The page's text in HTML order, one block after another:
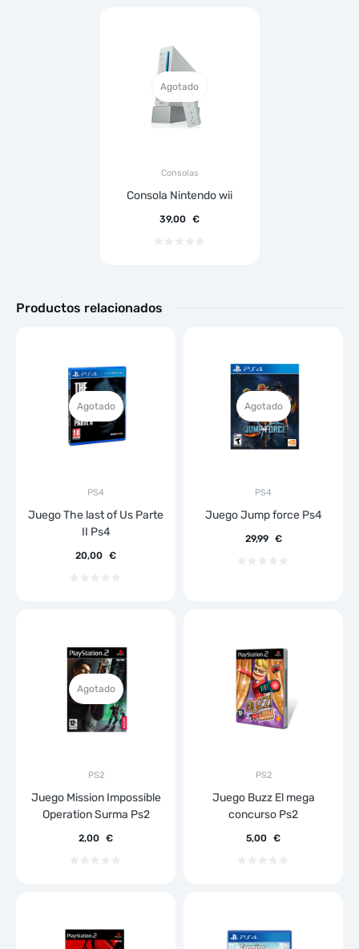
Agotado
Consolas
Consola Nintendo wii
39,00 €
Productos relacionados
Agotado
PS4
Juego The last of Us Parte
II Ps4
20,00 €
Agotado
PS4
Juego Jump force Ps4
29,99 €
Agotado
PS2
Juego Mission Impossible
Operation Surma Ps2
2,00 €
PS2
Juego Buzz El mega
concurso Ps2
5,00 €